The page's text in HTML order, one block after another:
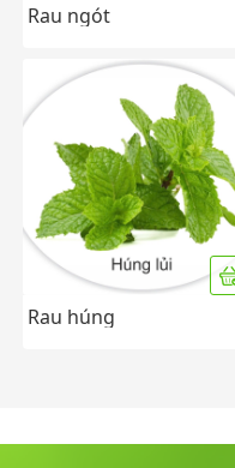
Rau ngót
Rau húng